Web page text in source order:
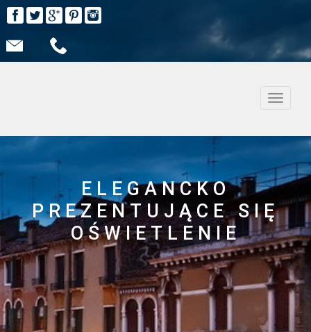
ELEGANCKO
PREZENTUJĄCE SIĘ
OŚWIETLENIE